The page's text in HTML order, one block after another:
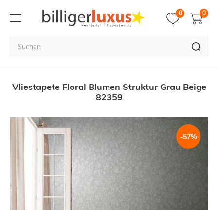
0 0
Vliestapete Floral Blumen Struktur Grau Beige
82359
-57%